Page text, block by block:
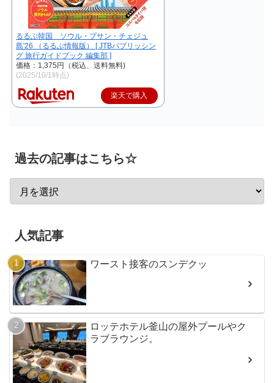
るるぶ韓国 ソウル・プサン・チェジュ
島'26 （るるぶ情報版） [ JTBパブリッシン
グ 旅行ガイドブック 編集部 ]
価格：1,375円（税込、送料無料)
(2025/10/1時点)
楽天で購入
過去の記事はこちら☆
人気記事
ワースト接客のスンデクッ
ロッテホテル釜山の屋外プールやク
ラブラウンジ。